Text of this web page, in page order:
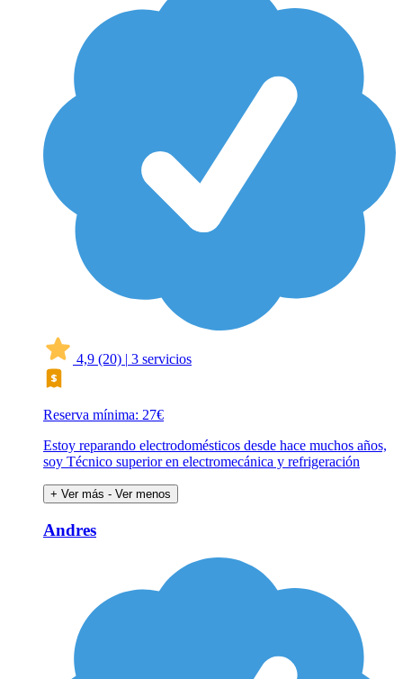
4,9 (20) | 3 servicios
Reserva mínima: 27€
Estoy reparando electrodomésticos desde hace muchos años,
soy Técnico superior en electromecánica y refrigeración
+ Ver más - Ver menos
Andres